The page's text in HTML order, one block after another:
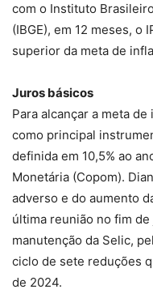
com o Instituto
(IBGE), em 12 meses, o
superior da meta de
Juros básicos
Para alcançar a meta
como principal
definida em 10,5% ao
Monetária (Copom).
adverso e do aumento
última reunião no fim
manutenção da Selic,
ciclo de sete reduções
de 2024.